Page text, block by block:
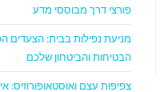
פורצי דרך מבוססי מדע
מניעת נפילות בבית: הצעדים
הבטיחות והביטחון שלכם
צפיפות עצם ואוסטאופורוזיס: